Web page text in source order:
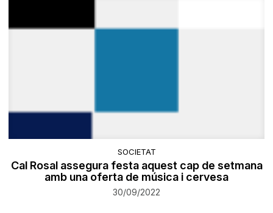
SOCIETAT
Cal Rosal assegura festa aquest cap de setmana
amb una oferta de música i cervesa
30/09/2022